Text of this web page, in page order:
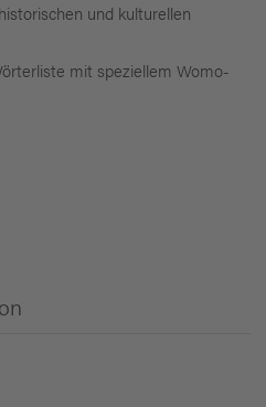
und kulturellen
mit speziellem Womo-